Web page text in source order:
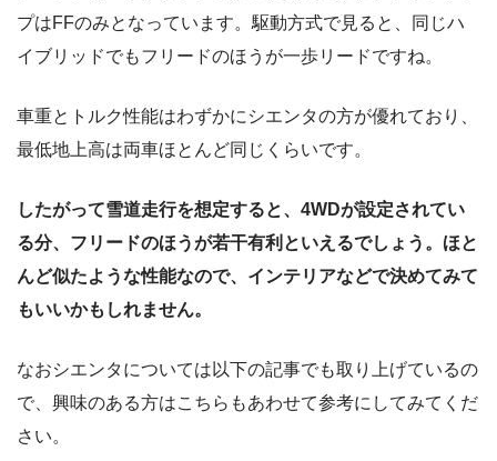
プはFFのみとなっています。駆動方式で見ると、同じハ
イブリッドでもフリードのほうが一歩リードですね。
車重とトルク性能はわずかにシエンタの方が優れており、
最低地上高は両車ほとんど同じくらいです。
したがって雪道走行を想定すると、4WDが設定されてい
る分、フリードのほうが若干有利といえるでしょう。ほと
んど似たような性能なので、インテリアなどで決めてみて
もいいかもしれません。
なおシエンタについては以下の記事でも取り上げているの
で、興味のある方はこちらもあわせて参考にしてみてくだ
さい。